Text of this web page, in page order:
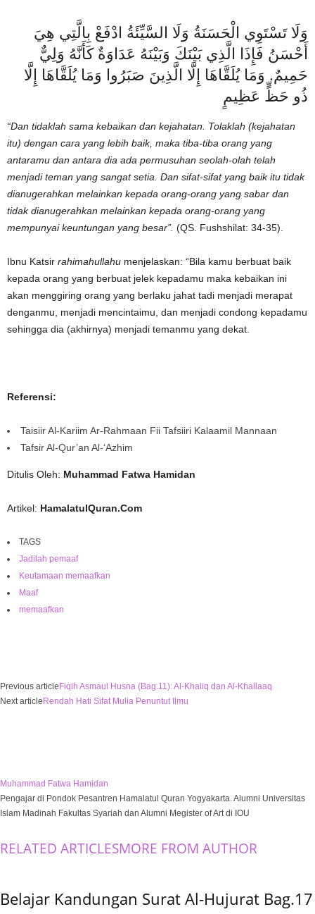
وَلَا تَسْتَوِي الْحَسَنَةُ وَلَا السَّيِّئَةُ ادْفَعْ بِالَّتِي هِيَ
أَحْسَنُ فَإِذَا الَّذِي بَيْنَكَ وَبَيْنَهُ عَدَاوَةٌ كَأَنَّهُ وَلِيٌّ
حَمِيمٌ. وَمَا يُلَقَّاهَا إِلَّا الَّذِينَ صَبَرُوا وَمَا يُلَقَّاهَا إِلَّا
ذُو حَظٍّ عَظِيمٍ
“Dan tidaklah sama kebaikan dan kejahatan. Tolaklah (kejahatan
itu) dengan cara yang lebih baik, maka tiba-tiba orang yang
antaramu dan antara dia ada permusuhan seolah-olah telah
menjadi teman yang sangat setia. Dan sifat-sifat yang baik itu tidak
dianugerahkan melainkan kepada orang-orang yang sabar dan
tidak dianugerahkan melainkan kepada orang-orang yang
mempunyai keuntungan yang besar”. (QS. Fushshilat: 34-35).
Ibnu Katsir rahimahullahu menjelaskan: “Bila kamu berbuat baik
kepada orang yang berbuat jelek kepadamu maka kebaikan ini
akan menggiring orang yang berlaku jahat tadi menjadi merapat
denganmu, menjadi mencintaimu, dan menjadi condong kepadamu
sehingga dia (akhirnya) menjadi temanmu yang dekat.
Referensi:
Taisiir Al-Kariim Ar-Rahmaan Fii Tafsiiri Kalaamil Mannaan
Tafsir Al-Qur’an Al-‘Azhim
Ditulis Oleh: Muhammad Fatwa Hamidan
Artikel: HamalatulQuran.Com
TAGS
Jadilah pemaaf
Keutamaan memaafkan
Maaf
memaafkan
Previous articleFiqih Asmaul Husna (Bag.11): Al-Khaliq dan Al-Khallaaq
Next articleRendah Hati Sifat Mulia Penuntut Ilmu
Muhammad Fatwa Hamidan
Pengajar di Pondok Pesantren Hamalatul Quran Yogyakarta. Alumni Universitas
Islam Madinah Fakultas Syariah dan Alumni Megister of Art di IOU
RELATED ARTICLESMORE FROM AUTHOR
Belajar Kandungan Surat Al-Hujurat Bag.17